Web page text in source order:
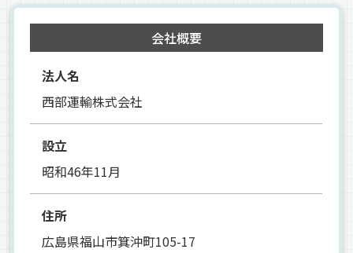
会社概要
法人名
西部運輸株式会社
設立
昭和46年11月
住所
広島県福山市箕沖町105-17